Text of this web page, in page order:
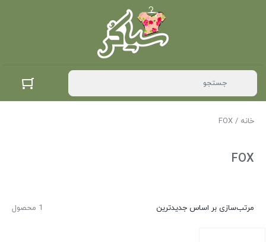
خانه / FOX
FOX
1 محصول مرتب‌سازی بر اساس جدیدترین